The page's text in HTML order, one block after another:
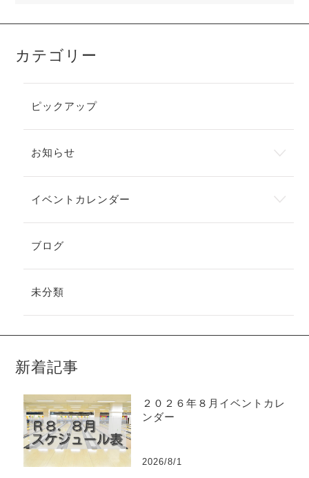
カテゴリー
ピックアップ
お知らせ
イベントカレンダー
ブログ
未分類
新着記事
２０２６年８月イベントカレ
ンダー
2026/8/1